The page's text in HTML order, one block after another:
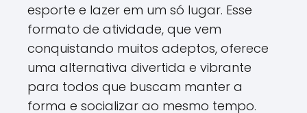
esporte e lazer em um só lugar. Esse
formato de atividade, que vem
conquistando muitos adeptos, oferece
uma alternativa divertida e vibrante
para todos que buscam manter a
forma e socializar ao mesmo tempo.